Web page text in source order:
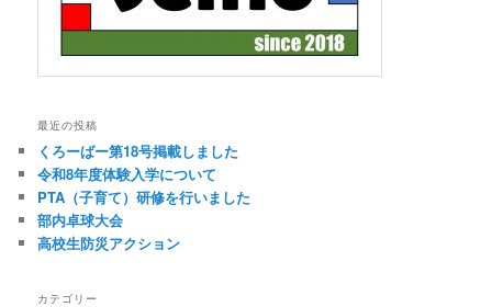
最近の投稿
くろーばー第18号掲載しました
令和8年度体験入学について
PTA（子育て）研修を行いました
部内卓球大会
高校生防災アクション
カテゴリー